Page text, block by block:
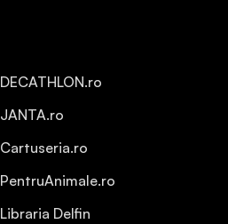
DECATHLON.ro
JANTA.ro
Cartuseria.ro
PentruAnimale.ro
Libraria Delfin